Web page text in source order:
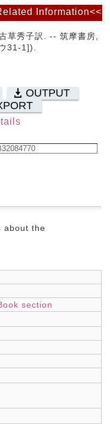
草秀子訳. -- 筑摩書房,
31-1]).
OUTPUT
about the
section
Information<<